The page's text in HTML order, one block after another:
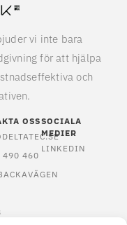
vi inte bara
för att hjälpa
och
OSS
460
SOCIALA
MEDIER
LINKEDIN